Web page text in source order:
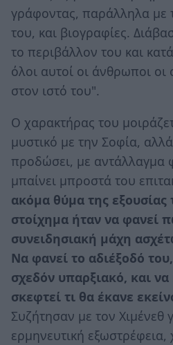
γράφοντας, παράλληλα με
του, και βιογραφίες.
το περιβάλλον του και
όλοι αυτοί οι άνθρωποι οι
στον ιστό του".
Ο χαρακτήρας του
μυστικό με την Σοφία,
προδώσει, με αντάλλαγμα
μπαίνει μπροστά του
ακόμα θύμα της
στοίχημα ήταν να φανεί
συνειδησιακή μάχη
Να φανεί το αδιέξοδό
σχεδόν υπαρξιακό, και
σκεφτεί τι θα έκανε
Συζήτησαν με τον Χιμένεθ
ερμηνευτική εξωστρέφεια,